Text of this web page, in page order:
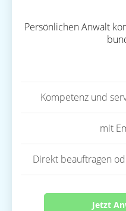
Persönlichen Anwalt
Kompetenz und
mit
Direkt beauftragen
Jetzt